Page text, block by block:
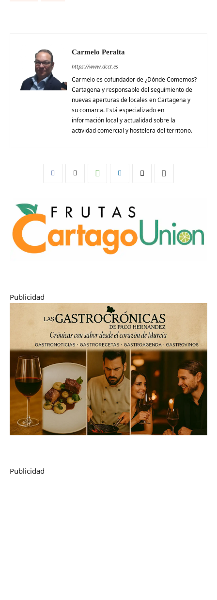
Carmelo Peralta
https://www.dcct.es
Carmelo es cofundador de ¿Dónde Comemos?
Cartagena y responsable del seguimiento de
nuevas aperturas de locales en Cartagena y
su comarca. Está especializado en
información local y actualidad sobre la
actividad comercial y hostelera del territorio.
Publicidad
Publicidad